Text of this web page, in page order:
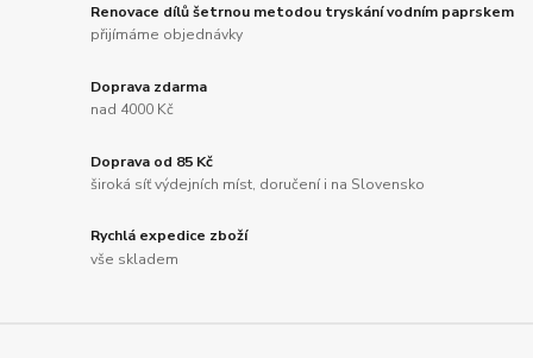
Renovace dílů šetrnou metodou tryskání vodním paprskem
přijímáme objednávky
Doprava zdarma
nad 4000 Kč
Doprava od 85 Kč
široká síť výdejních míst, doručení i na Slovensko
Rychlá expedice zboží
vše skladem